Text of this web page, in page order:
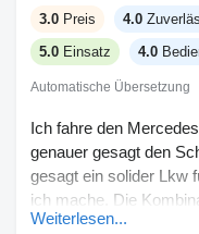
Sitz erfüllt seinen
3.0 Preis 4.0
5.0 Einsatz 4.0
Automatische Übersetzung
Ich fahre den
genauer gesagt den
gesagt ein solider Lkw
ich mache. Die
Schiebeplane macht
Weiterlesen...